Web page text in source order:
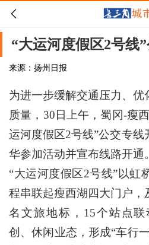

“大运河度假区2号线
来源：扬州日报
为进一步缓解交通压力、优
质量，30日上午，蜀冈-瘦
运河度假区2号线”公交专线
华参加活动并宣布线路开通。
“大运河度假区2号线”以虹
程串联起瘦西湖四大门户，
名文旅地标，15个站点
创、休闲业态，形成“车行